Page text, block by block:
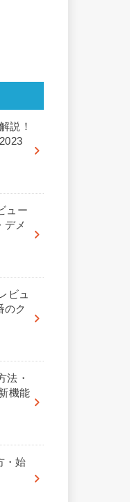
説！
ュー
デメ
ビュ
のク
法・
機能
・始